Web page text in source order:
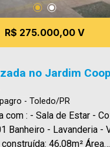
R$ 275.000,00 V
no Jardim
- Toledo/PR
com : - Sala de Estar -
Banheiro - Lavanderia -